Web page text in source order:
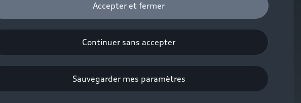
Accepter et fermer
Continuer sans accepter
Sauvegarder mes paramètres